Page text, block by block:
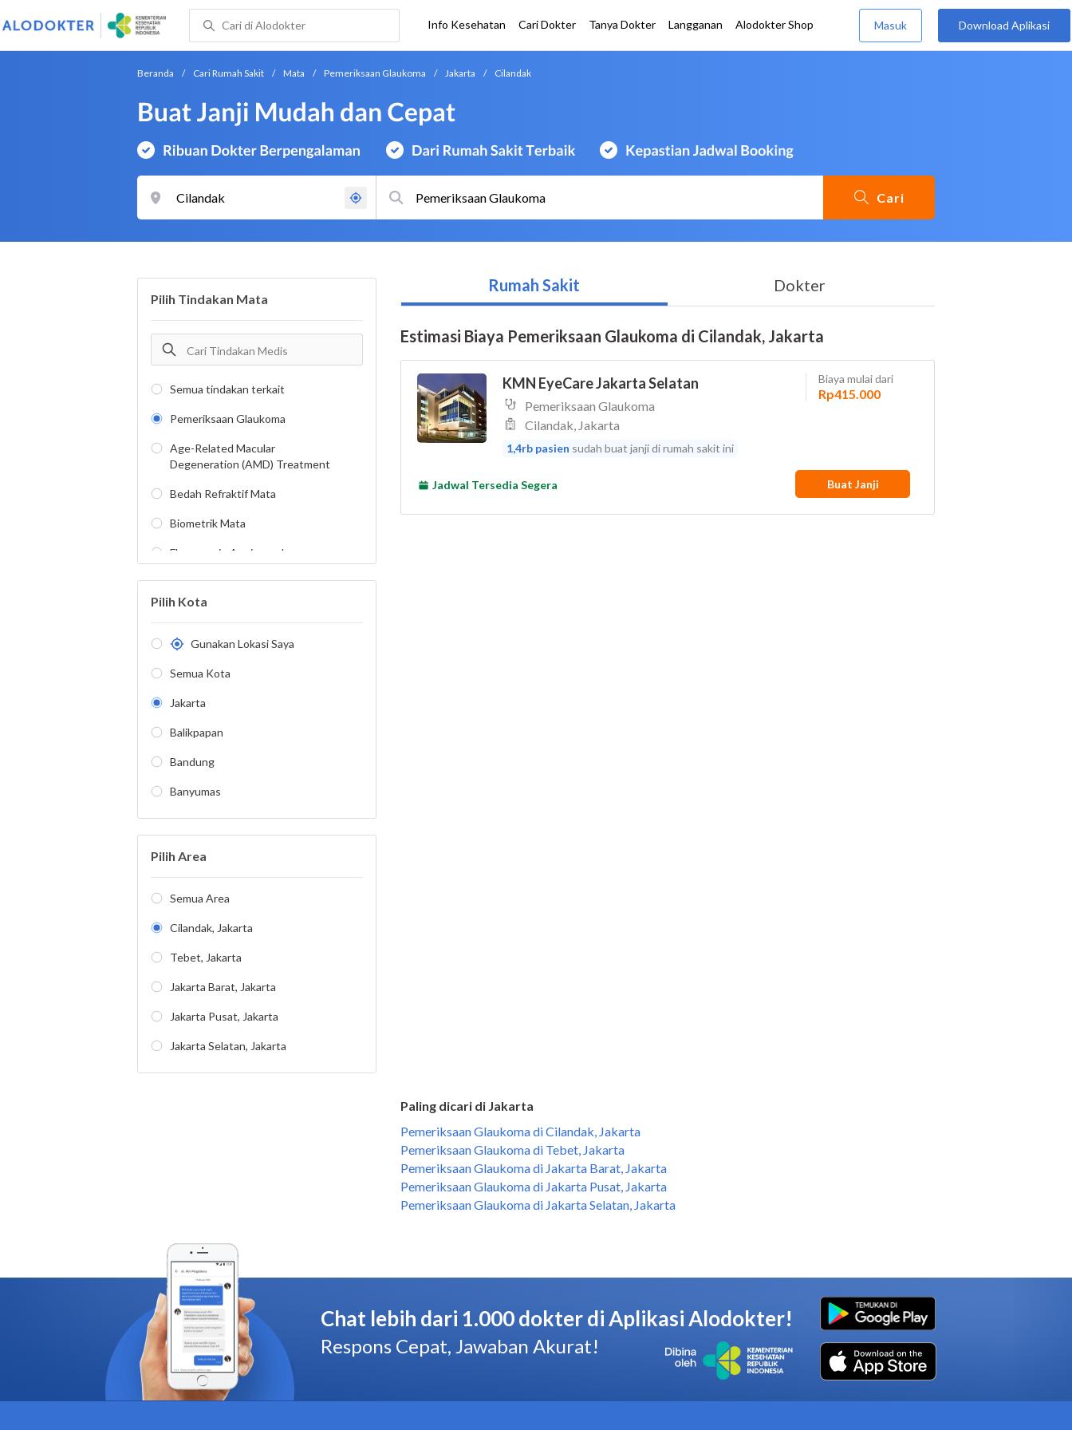
Paling dicari di Jakarta
Pemeriksaan Glaukoma di Cilandak, Jakarta
Pemeriksaan Glaukoma di Tebet, Jakarta
Pemeriksaan Glaukoma di Jakarta Barat, Jakarta
Pemeriksaan Glaukoma di Jakarta Pusat, Jakarta
Pemeriksaan Glaukoma di Jakarta Selatan, Jakarta